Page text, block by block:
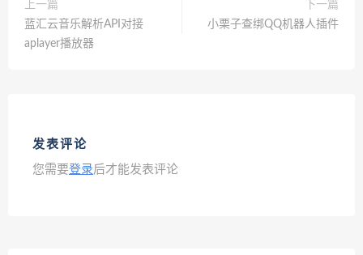
上一篇
蓝汇云音乐解析API对接
aplayer播放器
下一篇
小栗子查绑QQ机器人插件
发表评论
您需要登录后才能发表评论